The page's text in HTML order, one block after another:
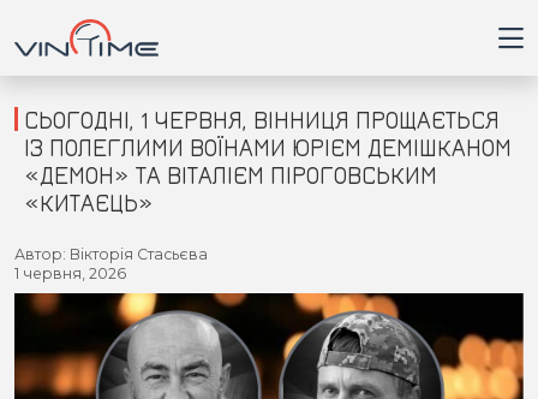
Головна
Війна
Новини
Кримінал
СЬОГОДНІ, 1 ЧЕРВНЯ, ВІННИЦЯ ПРОЩАЄТЬСЯ
ІЗ ПОЛЕГЛИМИ ВОЇНАМИ ЮРІЄМ ДЕМІШКАНОМ
«ДЕМОН» ТА ВІТАЛІЄМ ПІРОГОВСЬКИМ
«КИТАЄЦЬ»
Автор: Вікторія Стасьєва
1 червня, 2026